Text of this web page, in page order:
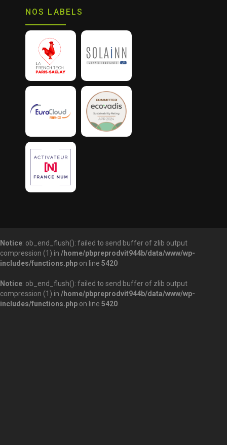
NOS LABELS
Notice: ob_end_flush(): failed to send buffer of zlib output
compression (1) in /home/pbpreprodvit944b/data/www/wp-
includes/functions.php on line 5420
Notice: ob_end_flush(): failed to send buffer of zlib output
compression (1) in /home/pbpreprodvit944b/data/www/wp-
includes/functions.php on line 5420